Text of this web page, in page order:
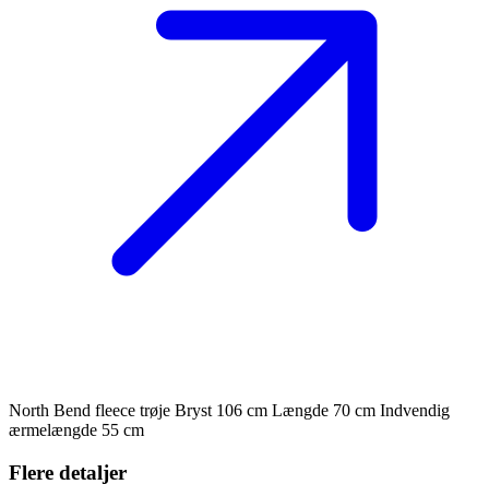
North Bend fleece trøje Bryst 106 cm Længde 70 cm Indvendig
ærmelængde 55 cm
Flere detaljer